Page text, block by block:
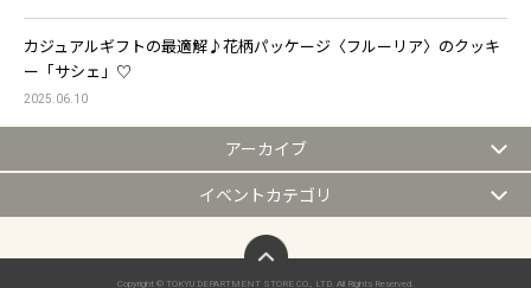
カジュアルギフトの最適解♪花柄パッケージ〈フルーリア〉のクッキ
ー「サシェ」♡
2025.06.10
アーカイブ
イベントカテゴリ
Copyright © TOKYU DEPARTMENT STORE CO., LTD. All Rights Reserved.